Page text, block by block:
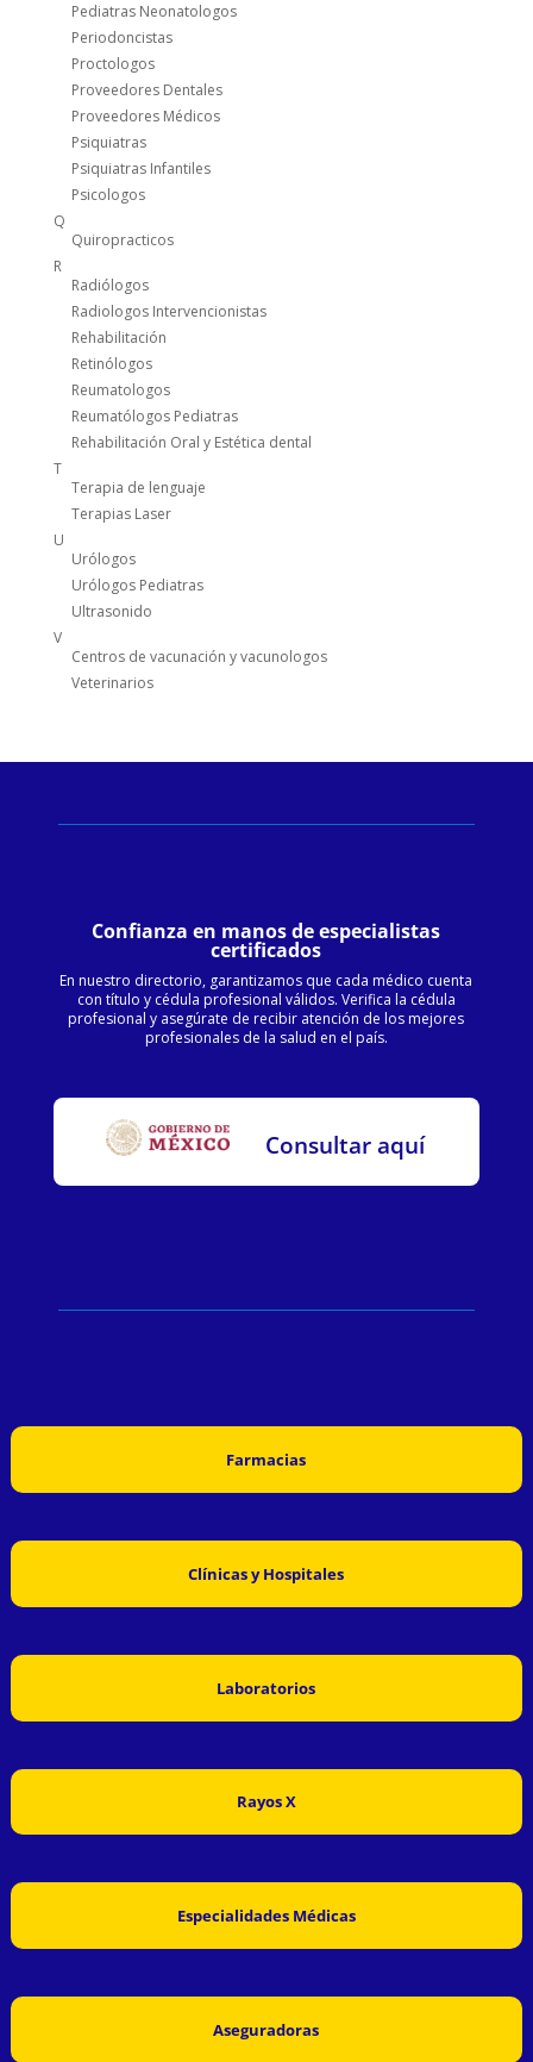
Pediatras Neonatologos
Periodoncistas
Proctologos
Proveedores Dentales
Proveedores Médicos
Psiquiatras
Psiquiatras Infantiles
Psicologos
Q
Quiropracticos
R
Radiólogos
Radiologos Intervencionistas
Rehabilitación
Retinólogos
Reumatologos
Reumatólogos Pediatras
Rehabilitación Oral y Estética dental
T
Terapia de lenguaje
Terapias Laser
U
Urólogos
Urólogos Pediatras
Ultrasonido
V
Centros de vacunación y vacunologos
Veterinarios
Confianza en manos de especialistas
certificados
En nuestro directorio, garantizamos que cada médico cuenta
con título y cédula profesional válidos. Verifica la cédula
profesional y asegúrate de recibir atención de los mejores
profesionales de la salud en el país.
Consultar aquí
Farmacias
Clínicas y Hospitales
Laboratorios
Rayos X
Especialidades Médicas
Aseguradoras